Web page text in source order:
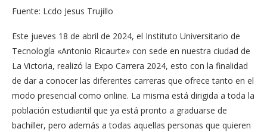
Fuente: Lcdo Jesus Trujillo
Este jueves 18 de abril de 2024, el Instituto Universitario de
Tecnología «Antonio Ricaurte» con sede en nuestra ciudad de
La Victoria, realizó la Expo Carrera 2024, esto con la finalidad
de dar a conocer las diferentes carreras que ofrece tanto en el
modo presencial como online. La misma está dirigida a toda la
población estudiantil que ya está pronto a graduarse de
bachiller, pero además a todas aquellas personas que quieren